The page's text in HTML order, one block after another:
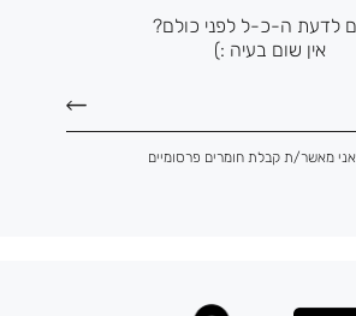
לדעת ה-כ-ל לפני כולם?
אין שום בעיה :)
אני מאשר/ת קבלת חומרים פרסומיים